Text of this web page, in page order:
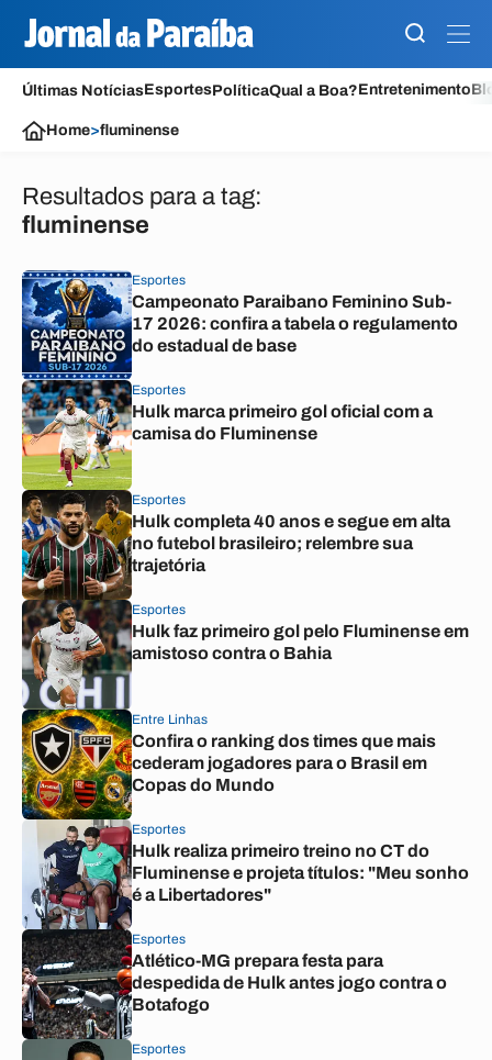
Últimas NotíciasEsportesPolíticaQual a Boa?Entretenimento
Home>fluminense
Resultados para a tag:
fluminense
Esportes
Campeonato Paraibano Feminino Sub-
17 2026: confira a tabela o regulamento
do estadual de base
Esportes
Hulk marca primeiro gol oficial com a
camisa do Fluminense
Esportes
Hulk completa 40 anos e segue em alta
no futebol brasileiro; relembre sua
trajetória
Esportes
Hulk faz primeiro gol pelo Fluminense em
amistoso contra o Bahia
Entre Linhas
Confira o ranking dos times que mais
cederam jogadores para o Brasil em
Copas do Mundo
Esportes
Hulk realiza primeiro treino no CT do
Fluminense e projeta títulos: "Meu sonho
é a Libertadores"
Esportes
Atlético-MG prepara festa para
despedida de Hulk antes jogo contra o
Botafogo
Esportes